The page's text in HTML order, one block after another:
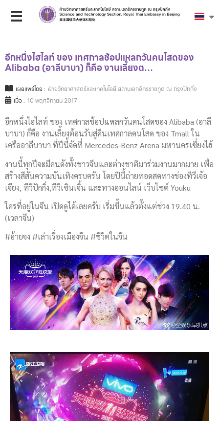
อีกหนึ่งไฮไลท์ ของ เทศกาลช้อปแหลกวันคนโสดของ
Alibaba (อาลีบาบา) ก็คือ งานเลี้ยงต…
เผยแพร่โดย : ฝ่ายวิทยาศาสตร์และเทคโนโลยี สถานเอกอัครราชทูต ณ กรุงปักกิ่ง
เมื่อ : 10 พฤศจิกายน 2017
อีกหนึ่งไฮไลท์ ของ เทศกาลช้อปแหลกวันคนโสดของ Alibaba (อาลี
บาบา) ก็คือ งานเลี้ยงต้อนรับสู่คืนเทศกาลคนโสด ของ Tmall ใน
เครืออาลีบาบา ที่ปีนี้จัดที่ Mercedes-Benz Arena มหานครเซี่ยงไฮ้
งานนี้ทุกปีจะมีคนดังทั้งชาวจีนและต่างชาติมาร่วมงานมากมาย เพื่อ
สร้างสีสันความบันเทิงครบครัน โดยปีนี้ถ่ายทอดสดทางช่องทีวีเจ้อ
เจียง, ทีวีปักกิ่ง,ทีวีเซินเจิ้น และทางออนไลน์ เว็บไซต์ Youku
ใครที่อยู่ในจีน เปิดดูได้เลยครับ เริ่มขึ้นแล้วตั้งแต่ช่วง 19.40 น.
(เวลาจีน)
#อ้ายจง #เล่าเรื่องเมืองจีน #ชีวิตในจีน